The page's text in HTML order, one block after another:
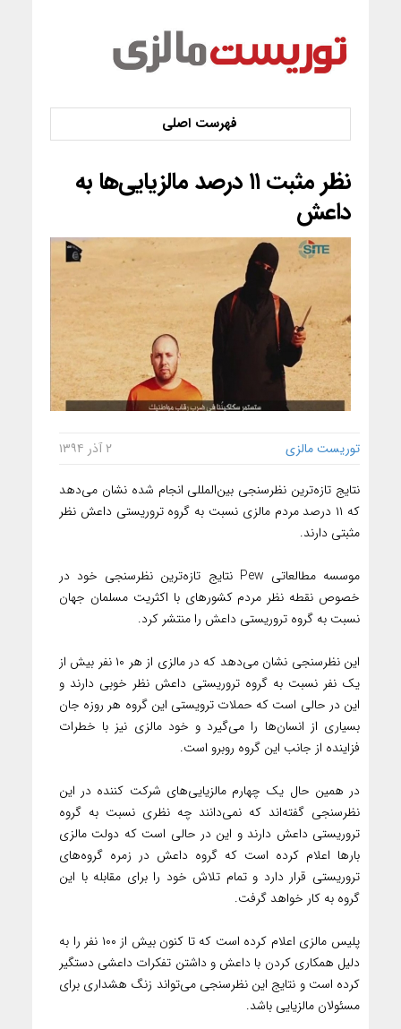
نظر مثبت ۱۱ درصد مالزیایی‌ها به
داعش
توریست مالزی ۲ آذر ۱۳۹۴
نتایج تازه‌ترین نظرسنجی بین‌المللی انجام شده نشان می‌دهد
که ۱۱ درصد مردم مالزی نسبت به گروه تروریستی داعش نظر
مثبتی دارند.
موسسه مطالعاتی Pew نتایج تازه‌ترین نظرسنجی خود در
خصوص نقطه نظر مردم کشورهای با اکثریت مسلمان جهان
نسبت به گروه تروریستی داعش را منتشر کرد.
این نظرسنجی نشان می‌دهد که در مالزی از هر ۱۰ نفر بیش از
یک نفر نسبت به گروه تروریستی داعش نظر خوبی دارند و
این در حالی است که حملات ترویستی این گروه هر روزه جان
بسیاری از انسان‌ها را می‌گیرد و خود مالزی نیز با خطرات
فزاینده از جانب این گروه روبرو است.
در همین حال یک چهارم مالزیایی‌های شرکت کننده در این
نظرسنجی گفته‌اند که نمی‌دانند چه نظری نسبت به گروه
تروریستی داعش دارند و این در حالی است که دولت مالزی
بارها اعلام کرده است که گروه داعش در زمره گروه‌های
تروریستی قرار دارد و تمام تلاش خود را برای مقابله با این
گروه به کار خواهد گرفت.
پلیس مالزی اعلام کرده است که تا کنون بیش از ۱۰۰ نفر را به
دلیل همکاری کردن با داعش و داشتن تفکرات داعشی دستگیر
کرده است و نتایج این نظرسنجی می‌تواند زنگ هشداری برای
مسئولان مالزیایی باشد.